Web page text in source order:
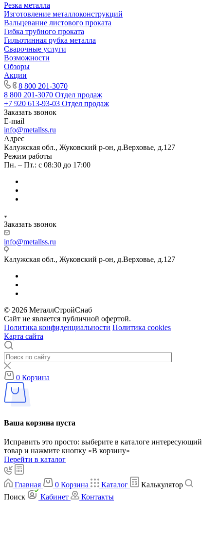
Резка металла
Изготовление металлоконструкций
Вальцевание листового проката
Гибка трубного проката
Гильотинная рубка металла
Сварочные услуги
Возможности
Обзоры
Акции
8 800 201-3070
8 800 201-3070 Отдел продаж
+7 920 613-93-03 Отдел продаж
Заказать звонок
E-mail
info@metallss.ru
Адрес
Калужская обл., Жуковский р-он, д.Верховье, д.127
Режим работы
Пн. – Пт.: с 08:30 до 17:00
Заказать звонок
info@metallss.ru
Калужская обл., Жуковский р-он, д.Верховье, д.127
© 2026 МеталлСтройСнаб
Сайт не является публичной офертой.
Политика конфиденциальности Политика cookies
Карта сайта
0 Корзина
Ваша корзина пуста
Исправить это просто: выберите в каталоге интересующий
товар и нажмите кнопку «В корзину»
Перейти в каталог
Главная 0 Корзина Каталог
Калькулятор
Поиск
Кабинет Контакты